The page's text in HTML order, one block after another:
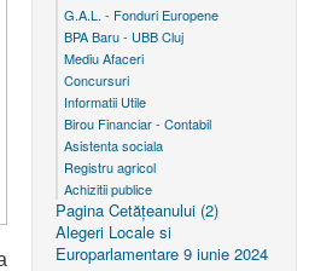
G.A.L. - Fonduri Europene
BPA Baru - UBB Cluj
Mediu Afaceri
Concursuri
Informatii Utile
Birou Financiar - Contabil
Asistenta sociala
Registru agricol
Achizitii publice
Pagina Cetăţeanului (2)
Alegeri Locale si
Europarlamentare 9 iunie 2024